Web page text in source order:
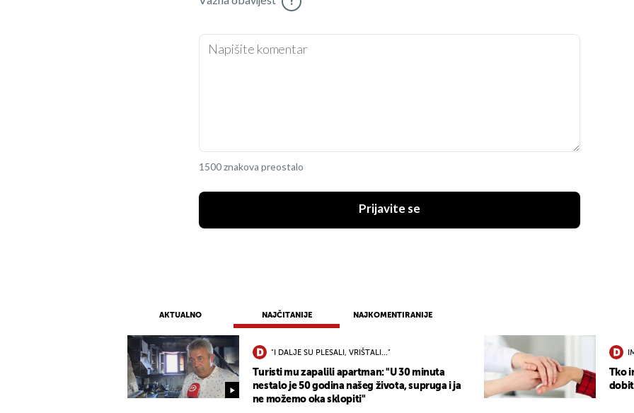
1500 znakova preostalo
Prijavite se
AKTUALNO NAJČITANIJE NAJKOMENTIRANIJE
"I DALJE SU PLESALI, VRIŠTALI..."
Turisti mu zapalili apartman: "U 30 minuta
nestalo je 50 godina našeg života, supruga i ja
ne možemo oka sklopiti"
Tko